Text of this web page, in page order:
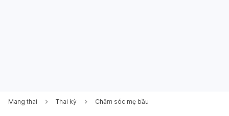
Mang thai Thai kỳ Chăm sóc mẹ bầu